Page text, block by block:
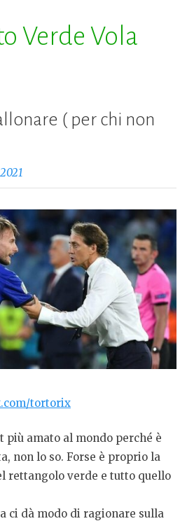
Verde Vola
( per chi non
tortorix
più amato al mondo perché è
non lo so. Forse è proprio la
rettangolo verde e tutto quello
ci dà modo di ragionare sulla